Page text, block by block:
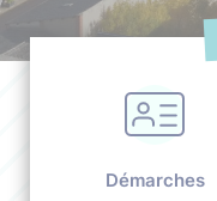
Démarches